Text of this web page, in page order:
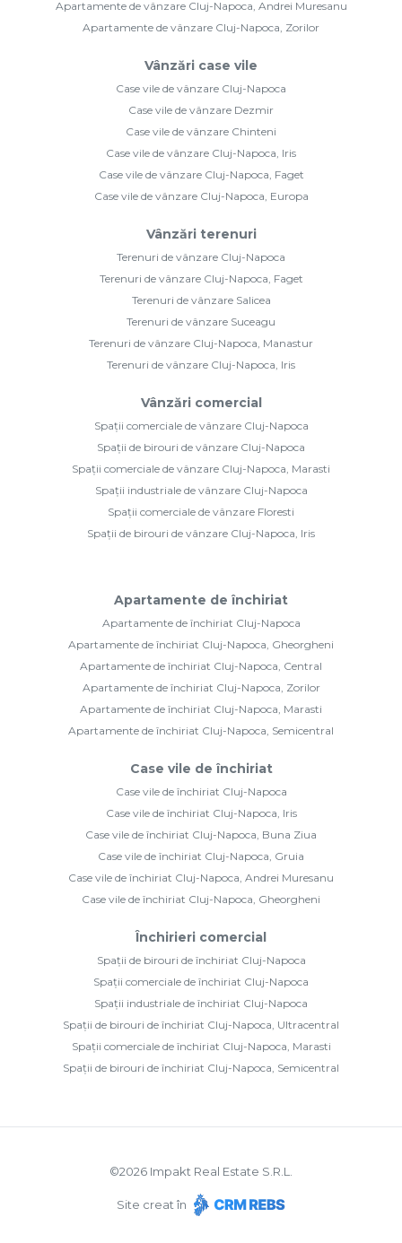
Apartamente de vânzare Cluj-Napoca, Andrei Muresanu
Apartamente de vânzare Cluj-Napoca, Zorilor
Vânzări case vile
Case vile de vânzare Cluj-Napoca
Case vile de vânzare Dezmir
Case vile de vânzare Chinteni
Case vile de vânzare Cluj-Napoca, Iris
Case vile de vânzare Cluj-Napoca, Faget
Case vile de vânzare Cluj-Napoca, Europa
Vânzări terenuri
Terenuri de vânzare Cluj-Napoca
Terenuri de vânzare Cluj-Napoca, Faget
Terenuri de vânzare Salicea
Terenuri de vânzare Suceagu
Terenuri de vânzare Cluj-Napoca, Manastur
Terenuri de vânzare Cluj-Napoca, Iris
Vânzări comercial
Spații comerciale de vânzare Cluj-Napoca
Spații de birouri de vânzare Cluj-Napoca
Spații comerciale de vânzare Cluj-Napoca, Marasti
Spații industriale de vânzare Cluj-Napoca
Spații comerciale de vânzare Floresti
Spații de birouri de vânzare Cluj-Napoca, Iris
Apartamente de închiriat
Apartamente de închiriat Cluj-Napoca
Apartamente de închiriat Cluj-Napoca, Gheorgheni
Apartamente de închiriat Cluj-Napoca, Central
Apartamente de închiriat Cluj-Napoca, Zorilor
Apartamente de închiriat Cluj-Napoca, Marasti
Apartamente de închiriat Cluj-Napoca, Semicentral
Case vile de închiriat
Case vile de închiriat Cluj-Napoca
Case vile de închiriat Cluj-Napoca, Iris
Case vile de închiriat Cluj-Napoca, Buna Ziua
Case vile de închiriat Cluj-Napoca, Gruia
Case vile de închiriat Cluj-Napoca, Andrei Muresanu
Case vile de închiriat Cluj-Napoca, Gheorgheni
Închirieri comercial
Spații de birouri de închiriat Cluj-Napoca
Spații comerciale de închiriat Cluj-Napoca
Spații industriale de închiriat Cluj-Napoca
Spații de birouri de închiriat Cluj-Napoca, Ultracentral
Spații comerciale de închiriat Cluj-Napoca, Marasti
Spații de birouri de închiriat Cluj-Napoca, Semicentral
©2026 Impakt Real Estate S.R.L.
Site creat în